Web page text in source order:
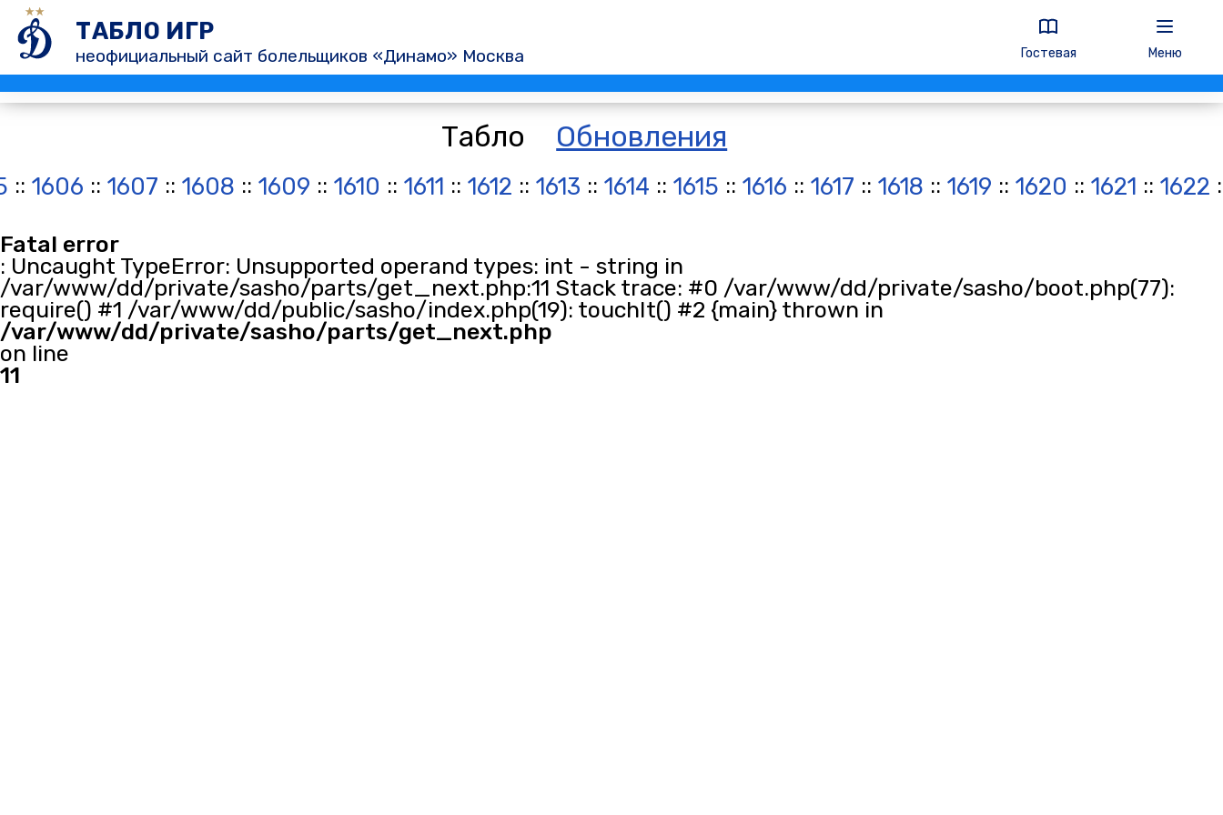
ТАБЛО ИГР
неофициальный сайт болельщиков «Динамо» Москва Гостевая Меню
Табло Обновления
:: 1606 :: 1607 :: 1608 :: 1609 :: 1610 :: 1611 :: 1612 :: 1613 :: 1614 :: 1615 :: 1616 :: 1617 :: 1618 :: 1619 :: 1620 :: 1621 :: 1622
Fatal error
: Uncaught TypeError: Unsupported operand types: int - string in
/var/www/dd/private/sasho/parts/get_next.php:11 Stack trace: #0 /var/www/dd/private/sasho/boot.php(77):
require() #1 /var/www/dd/public/sasho/index.php(19): touchIt() #2 {main} thrown in
/var/www/dd/private/sasho/parts/get_next.php
on line
11